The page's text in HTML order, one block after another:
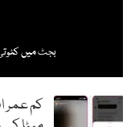
بجٹ میں کٹوتی، ناسا کے
کم عمر